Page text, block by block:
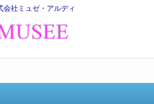
社ミュゼ・アルディ